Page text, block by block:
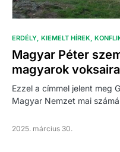
ERDÉLY KIEMELT HÍREK
Magyar Péter
magyarok voksaira
Ezzel a címmel jelent meg
Magyar Nemzet mai
2025. március 30.